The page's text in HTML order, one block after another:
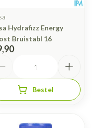
Hydrafizz Energy
Bruistabl 16
Bestel